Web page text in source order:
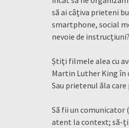
să ai câțiva prieteni
smartphone, social
nevoie de
Știți filmele alea cu
Martin Luther King în
Sau prietenul ăla
Să fii un comunicator
atent la context; să-